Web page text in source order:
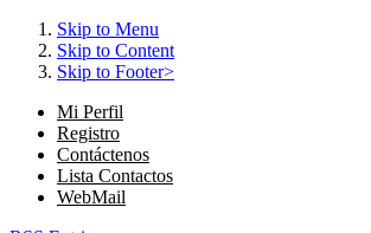
Skip to Menu
Skip to Content
Skip to Footer>
Mi Perfil
Registro
Contáctenos
Lista Contactos
WebMail